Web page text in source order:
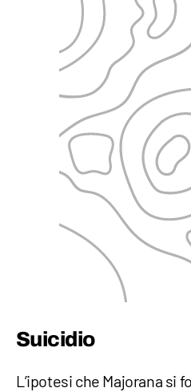
Suicidio
L’ipotesi che Majorana si